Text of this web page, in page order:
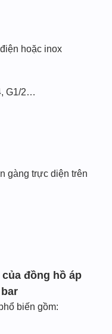
hoặc inox
G1/2…
gàng trực diện trên
đồng hồ áp
biến gồm: